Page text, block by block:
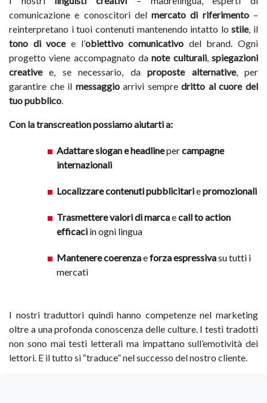
comunicazione e conoscitori delmercato di riferimento–
reinterpretano i tuoi contenuti mantenendo intatto lostile, il
tono di vocee l’obiettivo comunicativo del brand. Ogni
progetto viene accompagnato danote culturali,spiegazioni
creativee, se necessario, daproposte alternative, per
garantire che il messaggioarrivi sempredritto al cuore del
tuo pubblico.
Con la transcreation possiamo aiutarti a:
Adattare slogan e headlinepercampagne
internazionali
Localizzare contenuti pubblicitariepromozionali
Trasmettere valori di marcaecall to action
efficaci in ogni lingua
Mantenere coerenzaeforza espressivasu tutti i
mercati
I nostri traduttori quindi hanno competenze nel marketing
oltre a una profonda conoscenza delle culture. I testi tradotti
non sono mai testi letterali ma impattano sull’emotività dei
lettori. E il tutto si “traduce” nel successo del nostro cliente.